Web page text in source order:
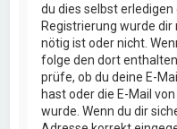
du dies selbst
Registrierung wurde
nötig ist oder nicht.
folge den dort
prüfe, ob du deine E-
hast oder die E-Mail
wurde. Wenn du dir